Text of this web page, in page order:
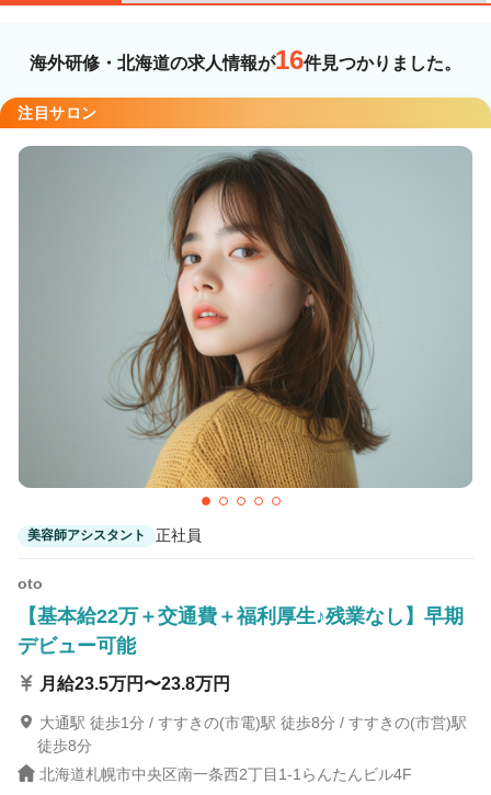
業務委託・フリーランス 紹介・派遣
詳細条件を変更
この条件の求人数 件
検索する
海外研修・北海道の求人情報が16件見つかりました。
注目サロン
美容師アシスタント 正社員
oto
【基本給22万＋交通費＋福利厚生♪残業なし】早期
デビュー可能
月給23.5万円〜23.8万円
大通駅 徒歩1分 / すすきの(市電)駅 徒歩8分 / すすきの(市営)駅
徒歩8分
北海道札幌市中央区南一条西2丁目1-1らんたんビル4F